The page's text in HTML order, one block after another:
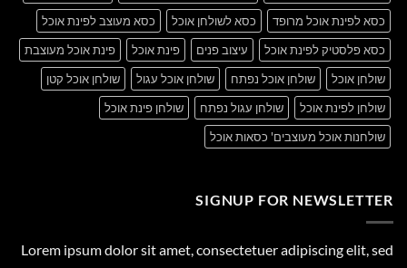
כסא לפינת אוכל מרופד
כסא לשולחן אוכל
כסא מעוצב לפינת אוכל
כסא פלסטיק לפינת אוכל
עיצוב פנים פינת אוכל
פינת אוכל מעוצבת
שולחן אוכל
שולחן אוכל נפתח שולחן אוכל עגול
שולחן אוכל קטן
שולחן לפינת אוכל
שולחן עגול נפתח
שולחן פינת אוכל
שולחנות אוכל מעוצבים' כסאות אוכל
SIGNUP FOR NEWSLETTER
Lorem ipsum dolor sit amet, consectetuer adipiscing elit, sed